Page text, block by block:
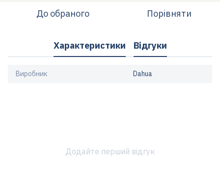
До обраного Порівняти
Характеристики Відгуки
Виробник Dahua
Додайте перший відгук